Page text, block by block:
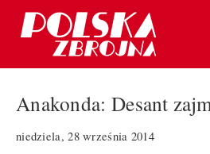
Anakonda: Desant
niedziela, 28 września 2014